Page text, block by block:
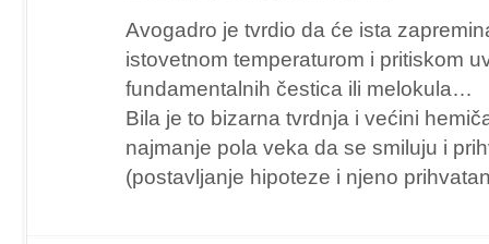
Avogadro je tvrdio da će ista
istovetnom temperaturom i pritiskom
fundamentalnih čestica ili melokula…
Bila je to bizarna tvrdnja i većini
najmanje pola veka da se smiluju i
(postavljanje hipoteze i njeno